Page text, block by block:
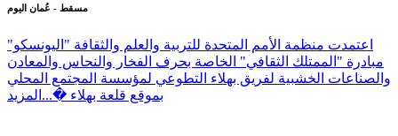
مسقط - عُمان اليوم
اعتمدت منظمة الأمم المتحدة للتربية والعلم والثقافة "اليونسكو"
مبادرة "الممتلك الثقافي" الخاصة بحرف الفخار والنحاس والمعادن
والصناعات الخشبية لفريق بهلاء التطوعي لمؤسسة المجتمع المحلي
بموقع قلعة بهلاء �... المزيد